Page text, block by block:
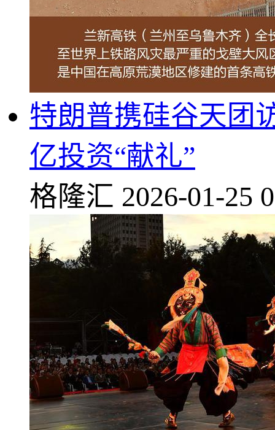
特朗普携硅谷天团
亿投资“献礼”
格隆汇 2026-01-25